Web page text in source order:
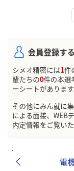
会員登録す
シメオ精密には1件
輩たちの0件の本選
ーシートがあります
その他にみん就に
による面接、WEB
内定情報をご覧いた
電